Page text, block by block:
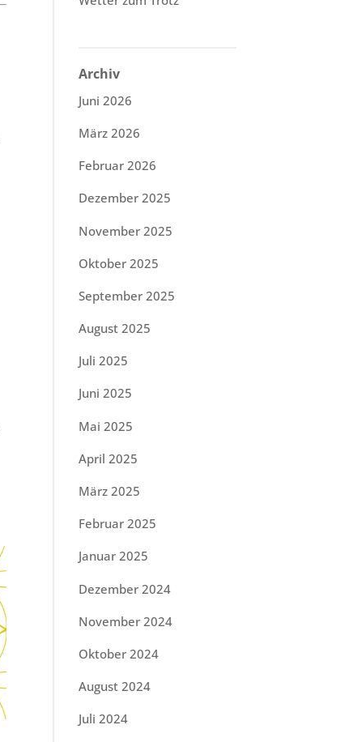
Archiv
Juni 2026
März 2026
Februar 2026
Dezember 2025
November 2025
Oktober 2025
September 2025
August 2025
Juli 2025
Juni 2025
Mai 2025
April 2025
März 2025
Februar 2025
Januar 2025
Dezember 2024
November 2024
Oktober 2024
August 2024
Juli 2024